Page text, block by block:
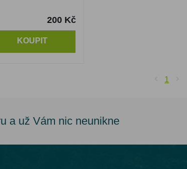
200 Kč
KOUPIT
1
a už Vám nic neunikne